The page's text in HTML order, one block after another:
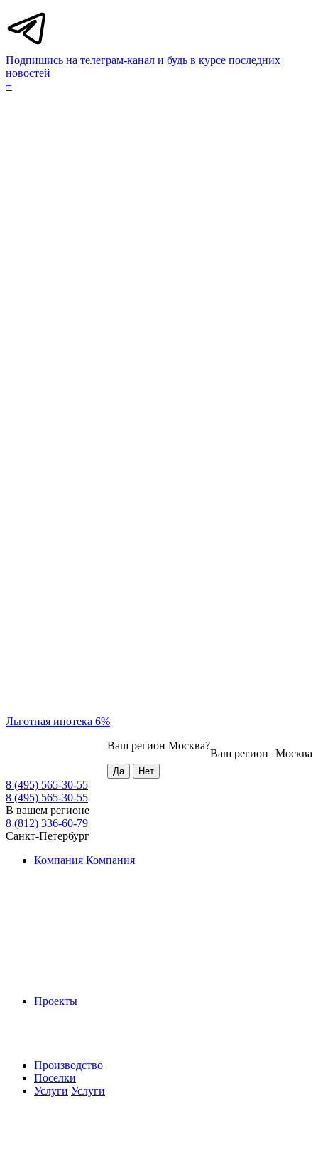
Подпишись на телеграм-канал и будь в курсе последних
новостей
+
Льготная ипотека 6%
Москва
Ваш регион
Ваш регион Москва?
8 (495) 565-30-55
8 (495) 565-30-55
В вашем регионе
8 (812) 336-60-79
Санкт-Петербург
Компания Компания
Проекты
Производство
Поселки
Услуги Услуги